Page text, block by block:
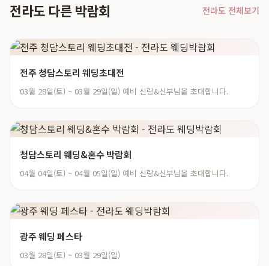
전라도 다른 박람회 전라도 전체보기
전주 청담스토리 웨딩초대전
03월 28일(토) ~ 03월 29일(일) 예비 신랑&신부님을 초대합니다.
청담스토리 웨딩&혼수 박람회
04월 04일(토) ~ 04월 05일(일) 예비 신랑&신부님을 초대합니다.
광주 웨딩 페스타
03월 28일(토) ~ 03월 29일(일)